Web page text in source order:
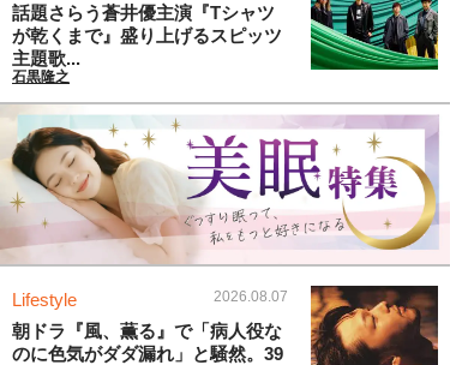
話題さらう蒼井優主演『Tシャツ
が乾くまで』盛り上げるスピッツ
主題歌...
石黒隆之
Lifestyle 2026.08.07
朝ドラ『風、薫る』で「病人役な
のに色気がダダ漏れ」と騒然。39